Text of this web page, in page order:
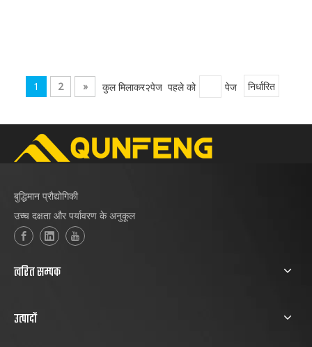
वैश्विक बाजार उपस्थिति को गहरा कर रही है और उद्योग नवाचार
को आगे बढ़ा रही है।
1 2 » कुल मिलाकर२पेज पहले को पेज निर्धारित
बुद्धिमान प्रौद्योगिकी
उच्च दक्षता और पर्यावरण के अनुकूल
त्वरित सम्पक
उत्पादों